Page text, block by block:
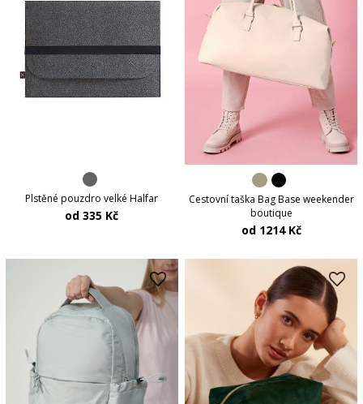
Plstěné pouzdro velké Halfar
od 335 Kč
Cestovní taška Bag Base weekender
boutique
od 1214 Kč